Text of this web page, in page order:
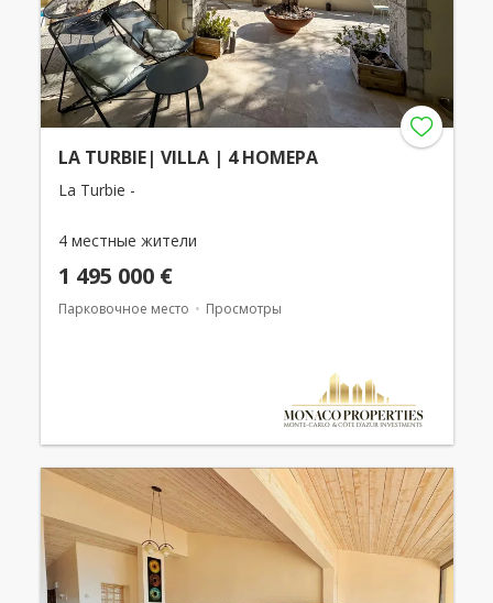
LA TURBIE| VILLA | 4 НОМЕРА
La Turbie -
4 местные жители
1 495 000 €
Парковочное место Просмотры